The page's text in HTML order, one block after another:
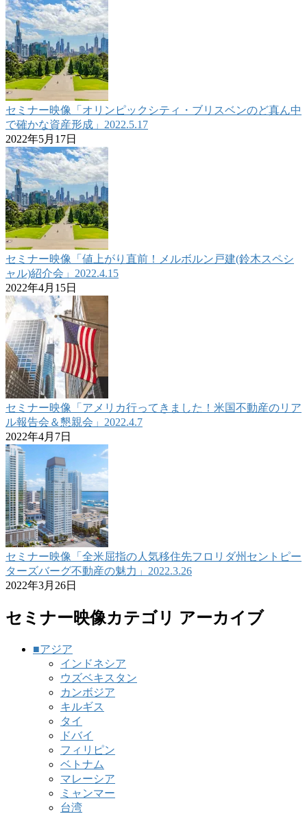
セミナー映像「オリンピックシティ・ブリスベンのど真ん中
で確かな資産形成」2022.5.17
2022年5月17日
セミナー映像「値上がり直前！メルボルン戸建(鈴木スペシ
ャル)紹介会」2022.4.15
2022年4月15日
セミナー映像「アメリカ行ってきました！米国不動産のリア
ル報告会＆懇親会」2022.4.7
2022年4月7日
セミナー映像「全米屈指の人気移住先フロリダ州セントピー
ターズバーグ不動産の魅力」2022.3.26
2022年3月26日
セミナー映像カテゴリ アーカイブ
■アジア
インドネシア
ウズベキスタン
カンボジア
キルギス
タイ
ドバイ
フィリピン
ベトナム
マレーシア
ミャンマー
台湾